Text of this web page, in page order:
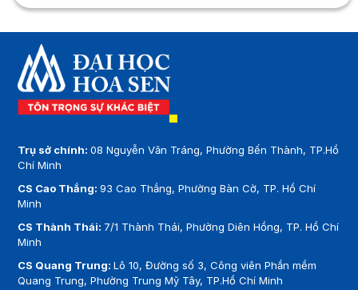
Trụ sở chính:08 Nguyễn Văn Tráng, Phường Bến Thành, TP.Hồ
Chí Minh
CS Cao Thắng:93 Cao Thắng, Phường Bàn Cờ, TP. Hồ Chí
Minh
CS Thành Thái: 7/1 Thành Thái, Phường Diên Hồng, TP. Hồ Chí
Minh
CS Quang Trung:Lô 10, Đường số 3, Công viên Phần mềm
Quang Trung, Phường Trung Mỹ Tây, TP.Hồ Chí Minh